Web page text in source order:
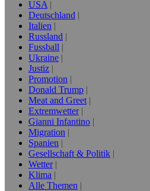
USA
Deutschland
Italien
Russland
Fussball
Ukraine
Justiz
Promotion
Donald Trump
Meat and Greet
Extremwetter
Gianni Infantino
Migration
Spanien
Gesellschaft & Politik
Wetter
Klima
Alle Themen